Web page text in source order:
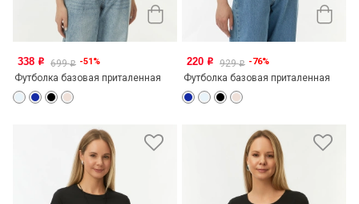
338 o 699o -51%
Футболка базовая приталенная
220 o 929o -76%
Футболка базовая приталенная